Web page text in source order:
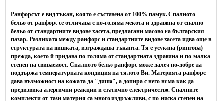
Ранфорсът е вид тъкан, която е съставена от 100% памук. Спалното
бельо от ранфорс се отличава с по-голяма мекота и здравина от спално
бельо от стандартните видове хасета, предлагани масово на българския
пазар. Разликата между ранфорс и стандартните видове хасета идва още в
структурата на нишката, изграждаща тъканта. Тя е усукана (рингова)
прежда, което й придава по-голяма от стандартната здравина и по-малка
степен на свиваемост. Спалното бельо ранфорс може далеч по-добре да
поддържа температурната кондиция на тялото Ви. Материята ранфорс
дава възможност на кожата да "диша", а допира с него няма как да
предизвика алергични реакции и статично електричество. Спалните
комплекти от тази материя са много издръжливи, с по-ниска степен на